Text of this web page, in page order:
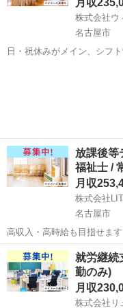
株式会社ウ
名古屋市
日・祝休みがメイン、シフト制で
放課後等
福祉士 /
月収
株式会社
名古屋市
高収入・高時給も目指せま
者研修・実務者研修・介護福祉士)/定年
LITALICO LITALICOジュニア名古屋伏見教
屋...
愛知 名古屋市 介護
就労継続
勤のみ)
月収
株式会社リ